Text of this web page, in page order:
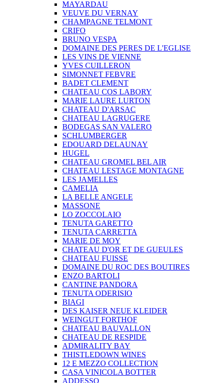
MAYARDAU
VEUVE DU VERNAY
CHAMPAGNE TELMONT
CRIFO
BRUNO VESPA
DOMAINE DES PERES DE L'EGLISE
LES VINS DE VIENNE
YVES CUILLERON
SIMONNET FEBVRE
BADET CLEMENT
CHATEAU COS LABORY
MARIE LAURE LURTON
CHATEAU D'ARSAC
CHATEAU LAGRUGERE
BODEGAS SAN VALERO
SCHLUMBERGER
EDOUARD DELAUNAY
HUGEL
CHATEAU GROMEL BEL AIR
CHATEAU LESTAGE MONTAGNE
LES JAMELLES
CAMELIA
LA BELLE ANGELE
MASSONE
LO ZOCCOLAIO
TENUTA GARETTO
TENUTA CARRETTA
MARIE DE MOY
CHATEAU D'OR ET DE GUEULES
CHATEAU FUISSE
DOMAINE DU ROC DES BOUTIRES
ENZO BARTOLI
CANTINE PANDORA
TENUTA ODERISIO
BIAGI
DES KAISER NEUE KLEIDER
WEINGUT FORTHOF
CHATEAU BAUVALLON
CHATEAU DE RESPIDE
ADMIRALITY BAY
THISTLEDOWN WINES
12 E MEZZO COLLECTION
CASA VINICOLA BOTTER
ADDESSO